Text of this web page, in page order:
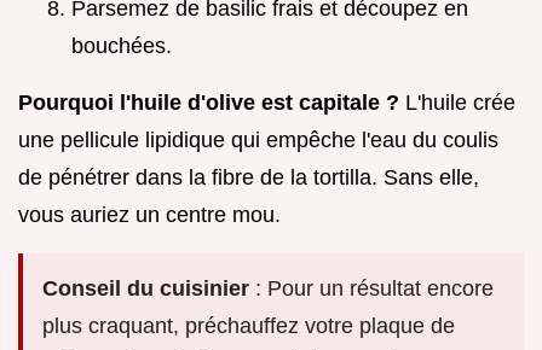
Parsemez de basilic frais et découpez en
bouchées.
Pourquoi l'huile d'olive est capitale ? L'huile crée
une pellicule lipidique qui empêche l'eau du coulis
de pénétrer dans la fibre de la tortilla. Sans elle,
vous auriez un centre mou.
Conseil du cuisinier : Pour un résultat encore
plus craquant, préchauffez votre plaque de